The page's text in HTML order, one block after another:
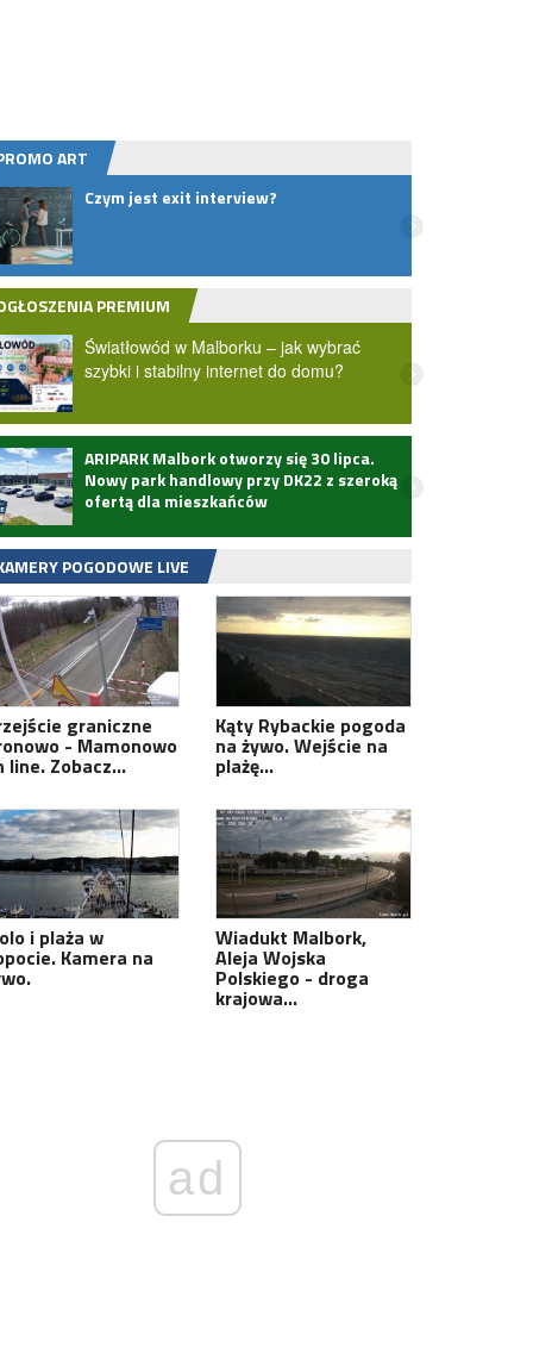
ART
Czym jest exit interview?
PREMIUM
Światłowód w Malborku – jak wybrać
szybki i stabilny internet do domu?
ARIPARK Malbork otworzy się 30 lipca.
Nowy park handlowy przy DK22 z szeroką
ofertą dla mieszkańców
POGODOWE LIVE
graniczne
- Mamonowo
line. Zobacz…
Kąty Rybackie pogoda
na żywo. Wejście na
plażę…
i plaża w
Kamera na
Wiadukt Malbork,
Aleja Wojska
Polskiego - droga
krajowa…
ad